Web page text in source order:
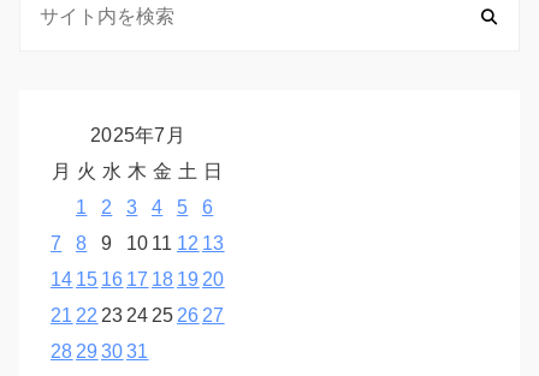
2025年7月
月 火 水 木 金 土 日
1
2 3 4 5
6
7
8 9 10 11 12 13
14 15 16 17 18 19 20
21 22 23 24 25 26 27
28 29 3031